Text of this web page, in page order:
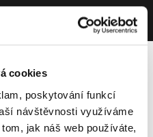
cookies
poskytování funkcí
návštěvnosti využíváme
jak náš web používáte,